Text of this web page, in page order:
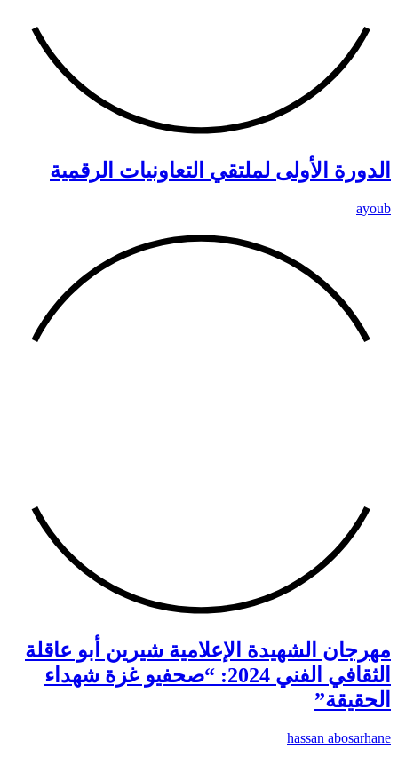
الدورة الأولى لملتقي التعاونيات الرقمية
ayoub
مهرجان الشهيدة الإعلامية شيرين أبو عاقلة
الثقافي الفني 2024: “صحفيو غزة شهداء
الحقيقة”
hassan abosarhane